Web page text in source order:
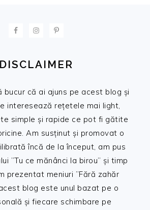
DISCLAIMER
bucur că ai ajuns pe acest blog și
interesează rețetele mai light,
simple și rapide ce pot fi gătite
Am susținut și promovat o
încă de la început, am pus
”Tu ce mănânci la birou” și timp
prezentat meniuri ”Fără zahăr
blog este unul bazat pe o
și fiecare schimbare pe